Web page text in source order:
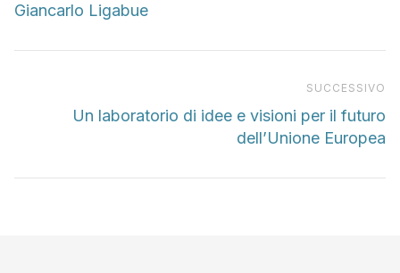
Giancarlo Ligabue
SUCCESSIVO
Un laboratorio di idee e visioni per il futuro
dell’Unione Europea